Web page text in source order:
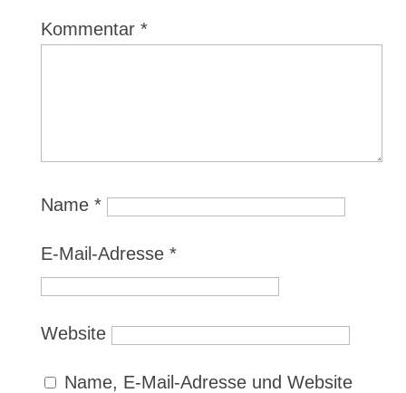
Kommentar *
Name *
E-Mail-Adresse *
Website
Name, E-Mail-Adresse und Website